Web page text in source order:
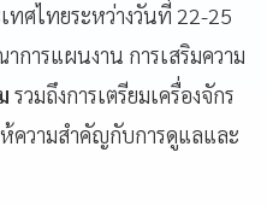
ศไทยระหว่างวันที่ 22-25
การแผนงาน การเสริมความ
รวมถึงการเตรียมเครื่องจักร
ความสำคัญกับการดูแลและ